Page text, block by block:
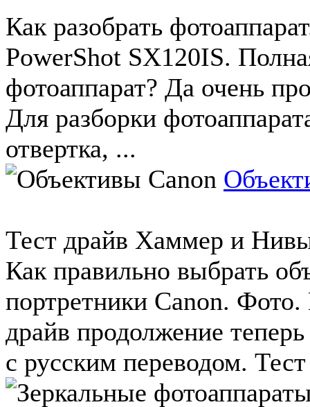
Как разобрать
PowerShot SX120IS.
фотоаппарат? Да очень
Для разборки
отвертка, ...
Тест драйв Хаммер и
Как правильно выбрать
портретники Canon.
драйв продолжение
с русским переводом.